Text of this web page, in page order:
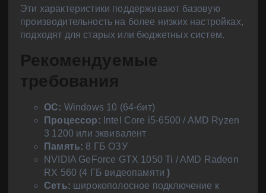
Эти характеристики поддерживают базовую
производительность на более низких настройках,
подходят для старых или бюджетных систем.
Рекомендуемые
требования
ОС: Windows 10 (64-бит)
Процессор: Intel Core i5-6500 / AMD Ryzen
3 1200 или эквивалент
Память: 8 ГБ ОЗУ
NVIDIA GeForce GTX 1050 Ti / AMD Radeon
RX 560 (4 ГБ видеопамяти)
Сеть: широкополосное подключение к